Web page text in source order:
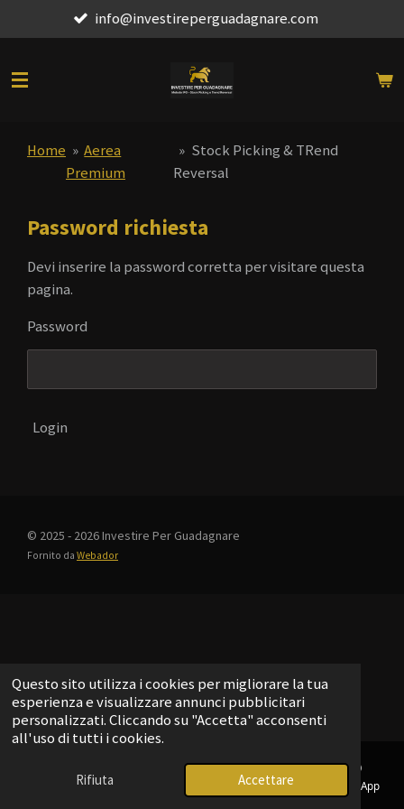
Questo sito utilizza i cookies per migliorare la tua
esperienza e visualizzare annunci pubblicitari
personalizzati. Cliccando su "Accetta" acconsenti
all'uso di tutti i cookies.
Rifiuta Accettare
al
principale
info@investireperguadagnare.com
Home » Aerea
Premium
» Stock Picking & TRend
Reversal
Password richiesta
Devi inserire la password corretta per visitare questa
pagina.
Password
Login
© 2025 - 2026 Investire Per Guadagnare
Fornito da Webador
Telefono Telegram WhatsApp